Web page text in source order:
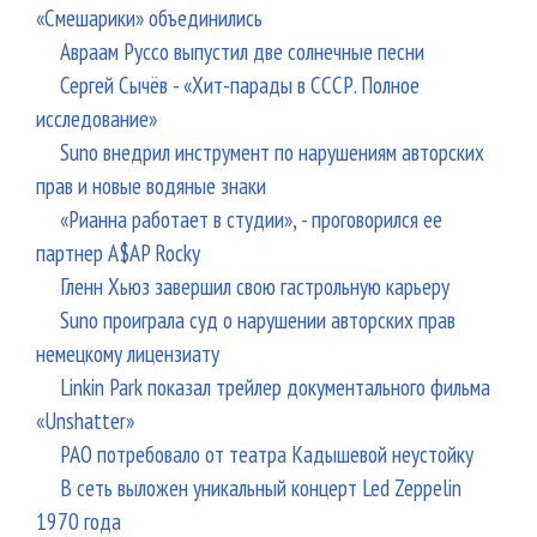
«Смешарики» объединились
Авраам Руссо выпустил две солнечные песни
Сергей Сычёв - «Хит-парады в СССР. Полное
исследование»
Suno внедрил инструмент по нарушениям авторских
прав и новые водяные знаки
«Рианна работает в студии», - проговорился ее
партнер A$AP Rocky
Гленн Хьюз завершил свою гастрольную карьеру
Suno проиграла суд о нарушении авторских прав
немецкому лицензиату
Linkin Park показал трейлер документального фильма
«Unshatter»
РАО потребовало от театра Кадышевой неустойку
В сеть выложен уникальный концерт Led Zeppelin
1970 года